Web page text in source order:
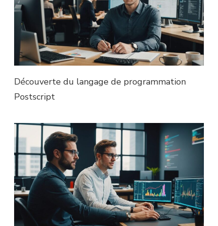
Découverte du langage de programmation
Postscript